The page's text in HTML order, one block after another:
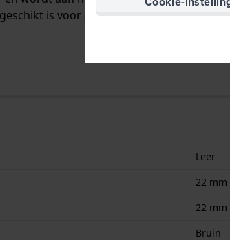
is voor alle Maserati horloges met
Leer
22 mm
22 mm
Bruin